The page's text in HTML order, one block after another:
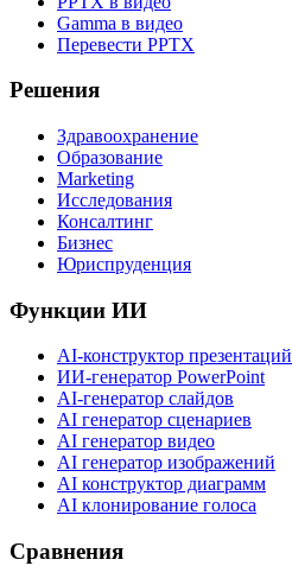
Gamma в видео
Перевести PPTX
Решения
Здравоохранение
Образование
Marketing
Исследования
Консалтинг
Бизнес
Юриспруденция
Функции ИИ
AI-конструктор презентаций
ИИ-генератор PowerPoint
AI-генератор слайдов
AI генератор сценариев
AI генератор видео
AI генератор изображений
AI конструктор диаграмм
AI клонирование голоса
Сравнения